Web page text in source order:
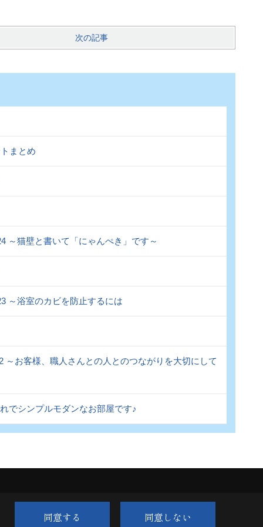
次の記事
まとめ
～猫壁と書いて「にゃんぺき」です～
～浴室のカビを防止するには
お客様、職人さんとの人とのつながりを大切にして
でシンプルモダンなお部屋です♪
同意する 同意しない